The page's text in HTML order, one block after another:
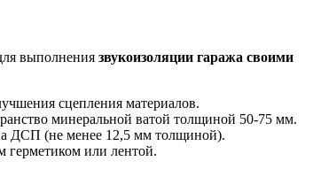
выполнения звукоизоляции гаража своими
сцепления материалов.
минеральной ватой толщиной 50-75 мм.
ДСП (не менее 12,5 мм толщиной).
герметиком или лентой.